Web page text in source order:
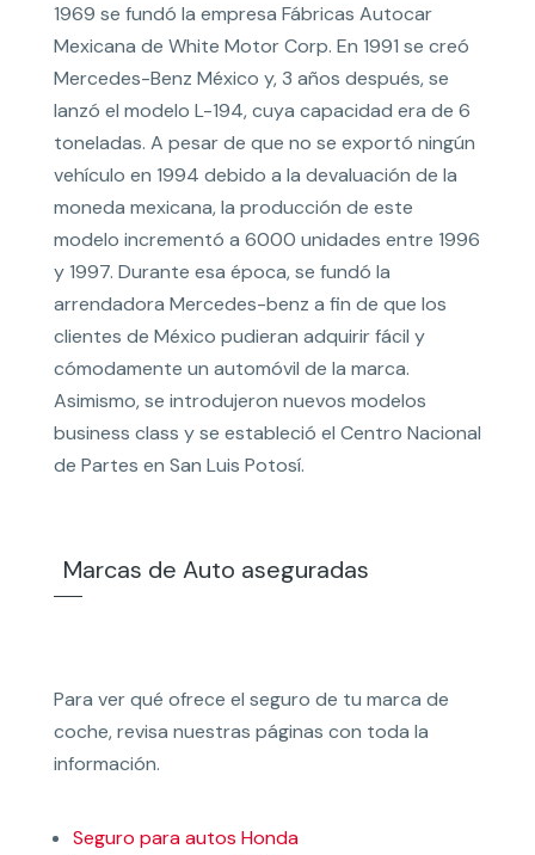
1969 se fundó la empresa Fábricas Autocar
Mexicana de White Motor Corp. En 1991 se creó
Mercedes-Benz México y, 3 años después, se
lanzó el modelo L-194, cuya capacidad era de 6
toneladas. A pesar de que no se exportó ningún
vehículo en 1994 debido a la devaluación de la
moneda mexicana, la producción de este
modelo incrementó a 6000 unidades entre 1996
y 1997. Durante esa época, se fundó la
arrendadora Mercedes-benz a fin de que los
clientes de México pudieran adquirir fácil y
cómodamente un automóvil de la marca.
Asimismo, se introdujeron nuevos modelos
business class y se estableció el Centro Nacional
de Partes en San Luis Potosí.
Marcas de Auto aseguradas
Para ver qué ofrece el seguro de tu marca de
coche, revisa nuestras páginas con toda la
información.
Seguro para autos Honda